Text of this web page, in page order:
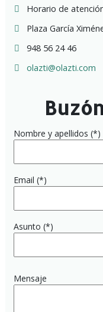
Horario de
Plaza García
948 56 24 46
olazti@olazti.com
Nombre y apellidos (*)
Email (*)
Asunto (*)
Mensaje